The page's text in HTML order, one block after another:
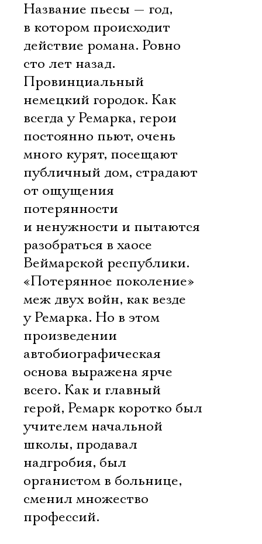
Название пьесы — год,
в котором происходит
действие романа. Ровно
сто лет назад.
Провинциальный
немецкий городок. Как
всегда у Ремарка, герои
постоянно пьют, очень
много курят, посещают
публичный дом, страдают
от ощущения
потерянности
и ненужности и пытаются
разобраться в хаосе
Веймарской республики.
«Потерянное поколение»
меж двух войн, как везде
у Ремарка. Но в этом
произведении
автобиографическая
основа выражена ярче
всего. Как и главный
герой, Ремарк коротко был
учителем начальной
школы, продавал
надгробия, был
органистом в больнице,
сменил множество
профессий.